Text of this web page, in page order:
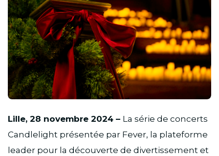
JPG
Lille, 28 novembre 2024 – La série de concerts
Candlelight présentée par Fever, la plateforme
leader pour la découverte de divertissement et